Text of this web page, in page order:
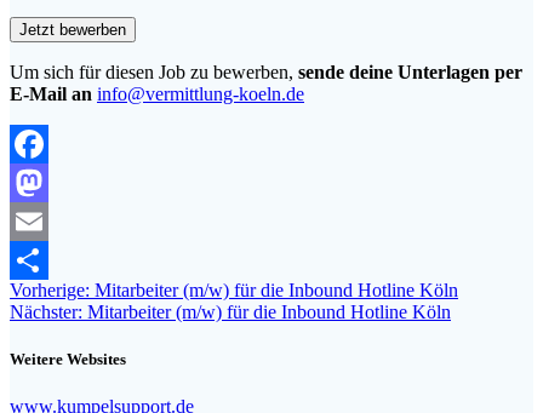
Um sich für diesen Job zu bewerben, sende deine Unterlagen per
E-Mail an info@vermittlung-koeln.de
Facebook
Mastodon
Email
Teilen
Beitragsnavigation
Vorherige: Vorheriger
Beitrag:
Mitarbeiter (m/w) für die Inbound Hotline Köln
Nächster: Nächster
Mitarbeiter (m/w) für die Inbound Hotline Köln
Weitere Websites
www.kumpelsupport.de